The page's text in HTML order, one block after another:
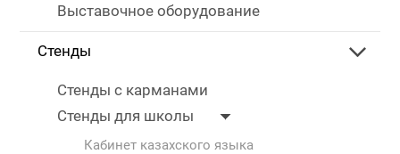
Выставочное оборудование
Стенды
Стенды с карманами
Стенды для школы
Кабинет казахского языка